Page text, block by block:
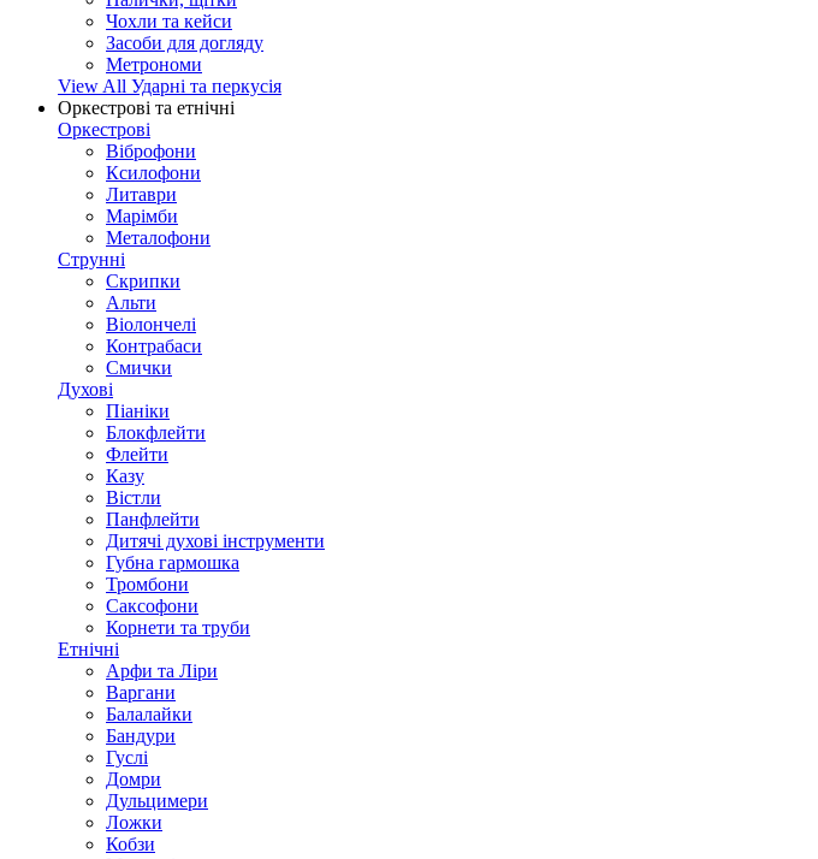
Чохли та кейси
Засоби для догляду
Метрономи
View All Ударні та перкусія
Оркестрові та етнічні
Оркестрові
Віброфони
Ксилофони
Литаври
Марімби
Металофони
Струнні
Скрипки
Альти
Віолончелі
Контрабаси
Смички
Духові
Піаніки
Блокфлейти
Флейти
Казу
Вістли
Панфлейти
Дитячі духові інструменти
Губна гармошка
Тромбони
Саксофони
Корнети та труби
Етнічні
Арфи та Ліри
Варгани
Балалайки
Бандури
Гуслі
Домри
Дульцимери
Ложки
Кобзи